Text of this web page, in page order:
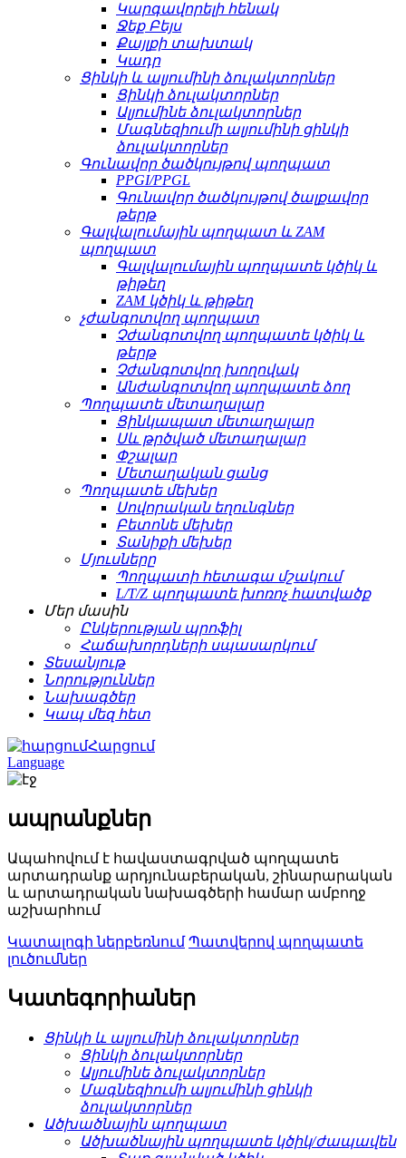
Կարգավորելի հենակ
Ջեք Բեյս
Քայլքի տախտակ
Կադր
Ցինկի և ալյումինի ձուլակտորներ
Ցինկի ձուլակտորներ
Ալյումինե ձուլակտորներ
Մագնեզիումի ալյումինի ցինկի
ձուլակտորներ
Գունավոր ծածկույթով պողպատ
PPGI/PPGL
Գունավոր ծածկույթով ծալքավոր
թերթ
Գալվալումային պողպատ և ZAM
պողպատ
Գալվալումային պողպատե կծիկ և
թիթեղ
ZAM կծիկ և թիթեղ
չժանգոտվող պողպատ
Չժանգոտվող պողպատե կծիկ և
թերթ
Չժանգոտվող խողովակ
Անժանգոտվող պողպատե ձող
Պողպատե մետաղալար
Ցինկապատ մետաղալար
Սև թրծված մետաղալար
Փշալար
Մետաղական ցանց
Պողպատե մեխեր
Սովորական եղունգներ
Բետոնե մեխեր
Տանիքի մեխեր
Մյուսները
Պողպատի հետագա մշակում
L/T/Z պողպատե խոռոչ հատվածք
Մեր մասին
Ընկերության պրոֆիլ
Հաճախորդների սպասարկում
Տեսանյութ
Նորություններ
Նախագծեր
Կապ մեզ հետ
Հարցում
Language
ապրանքներ
Ապահովում է հավաստագրված պողպատե
արտադրանք արդյունաբերական, շինարարական
և արտադրական նախագծերի համար ամբողջ
աշխարհում
Կատալոգի ներբեռնում Պատվերով պողպատե
լուծումներ
Կատեգորիաներ
Ցինկի և ալյումինի ձուլակտորներ
Ցինկի ձուլակտորներ
Ալյումինե ձուլակտորներ
Մագնեզիումի ալյումինի ցինկի
ձուլակտորներ
Ածխածնային պողպատ
Ածխածնային պողպատե կծիկ/ժապավեն